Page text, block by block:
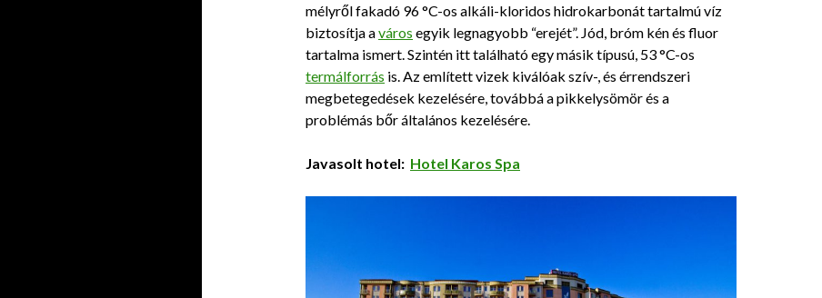
mélyről fakadó 96 °C-os alkáli-kloridos hidrokarbonát tartalmú víz
biztosítja aváros egyik legnagyobb “erejét”. Jód, bróm kén és fluor
tartalma ismert. Szintén itt található egy másik típusú, 53 °C-os
termálforrás is. Az említett vizek kiválóak szív-, és érrendszeri
megbetegedések kezelésére, továbbá a pikkelysömör és a
problémás bőr általános kezelésére.
Javasolt hotel: Hotel Karos Spa